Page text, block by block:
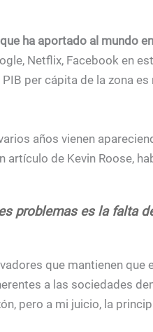
ha aportado al mundo
Netflix, Facebook en
per cápita de la zona
años vienen
artículo de Kevin Roose,
problemas es la falta
que mantienen que
a las sociedades
pero a mi juicio, la